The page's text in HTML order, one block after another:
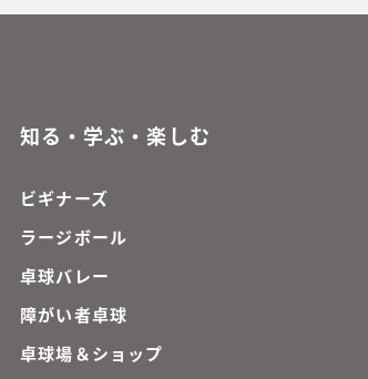
知る・学ぶ・楽しむ
ビギナーズ
ラージボール
卓球バレー
障がい者卓球
卓球場＆ショップ